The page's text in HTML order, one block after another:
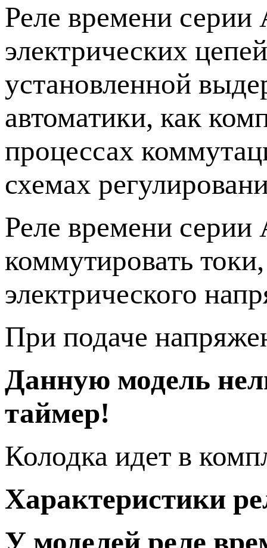
Реле времени
электрических
установленной
автоматики, как
процессах
схемах
Реле времени
коммутировать
электрического
При подаче
Данную модель
таймер!
Колодка идет в
Характеристики